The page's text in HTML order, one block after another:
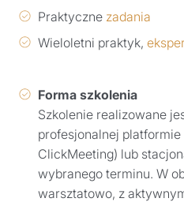
Praktyczne zadania
Wieloletni praktyk,
Forma szkolenia
Szkolenie realizowane
profesjonalnej
ClickMeeting) lub
wybranego terminu. W
warsztatowo, z